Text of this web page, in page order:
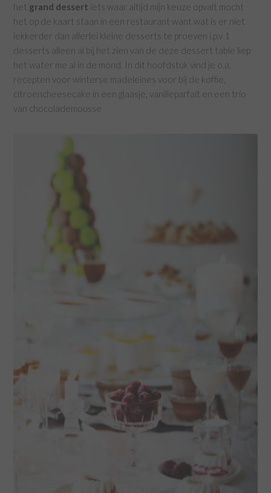
het grand dessert iets waar altijd mijn keuze opvalt mocht
het op de kaart staan in een restaurant want wat is er niet
lekkerder dan allerlei kleine desserts te proeven i.p.v 1
desserts alleen al bij het zien van de deze dessert table liep
het water me al in de mond. In dit hoofdstuk vind je o.a.
recepten voor winterse madeleines voor bij de koffie,
citroencheesecake in een glaasje, vanilleparfait en een trio
van chocolademousse